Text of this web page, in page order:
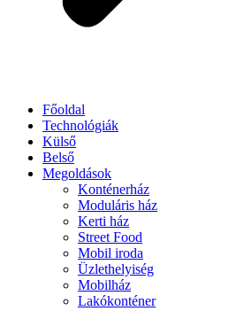
Főoldal
Technológiák
Külső
Belső
Megoldások
Konténerház
Moduláris ház
Kerti ház
Street Food
Mobil iroda
Üzlethelyiség
Mobilház
Lakókonténer